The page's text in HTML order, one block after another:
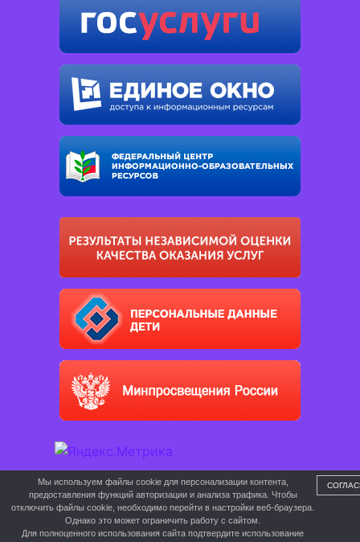
Мы используем файлы cookie для персонализации контента,
предоставления функций авторизации и анализа трафика. Чтобы
отключить файлы cookie, необходимо перейти в настройки веб-браузера.
Однако это может ограничить работу с сайтом.
Для полноценного использования сайта подтвердите использование